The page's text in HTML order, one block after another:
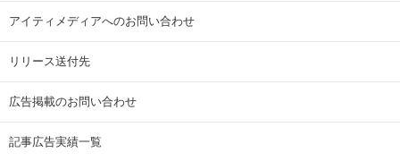
アイティメディアへのお問い合わせ
リリース送付先
広告掲載のお問い合わせ
記事広告実績一覧